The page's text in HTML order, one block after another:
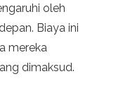
oleh
Biaya ini
mereka
dimaksud.